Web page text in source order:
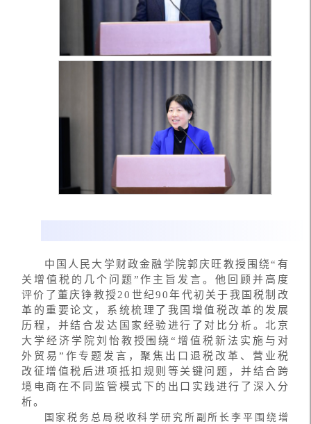
中国人民大学财政金融学院郭庆旺教授围绕“有
关增值税的几个问题”作主旨发言。他回顾并高度
评价了董庆铮教授20世纪90年代初关于我国税制改
革的重要论文，系统梳理了我国增值税改革的发展
历程，并结合发达国家经验进行了对比分析。北京
大学经济学院刘怡教授围绕“增值税新法实施与对
外贸易”作专题发言，聚焦出口退税改革、营业税
改征增值税后进项抵扣规则等关键问题，并结合跨
境电商在不同监管模式下的出口实践进行了深入分
析。
国家税务总局税收科学研究所副所长李平围绕增